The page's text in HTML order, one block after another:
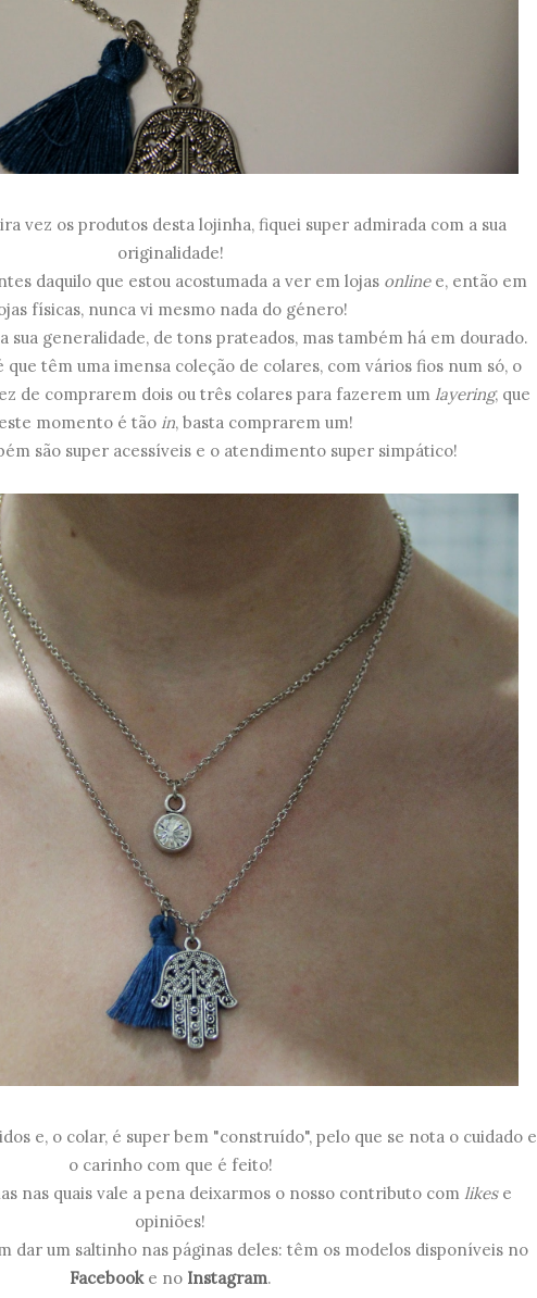
vez os produtos desta lojinha, fiquei super admirada com a sua
originalidade!
daquilo que estou acostumada a ver em lojas online e, então em
físicas, nunca vi mesmo nada do género!
sua generalidade, de tons prateados, mas também há em dourado.
que têm uma imensa coleção de colares, com vários fios num só, o
de comprarem dois ou três colares para fazerem um layering, que
momento é tão in, basta comprarem um!
são super acessíveis e o atendimento super simpático!
e, o colar, é super bem "construído", pelo que se nota o cuidado e
o carinho com que é feito!
nas quais vale a pena deixarmos o nosso contributo com likes e
opiniões!
dar um saltinho nas páginas deles: têm os modelos disponíveis no
Facebooke no Instagram.